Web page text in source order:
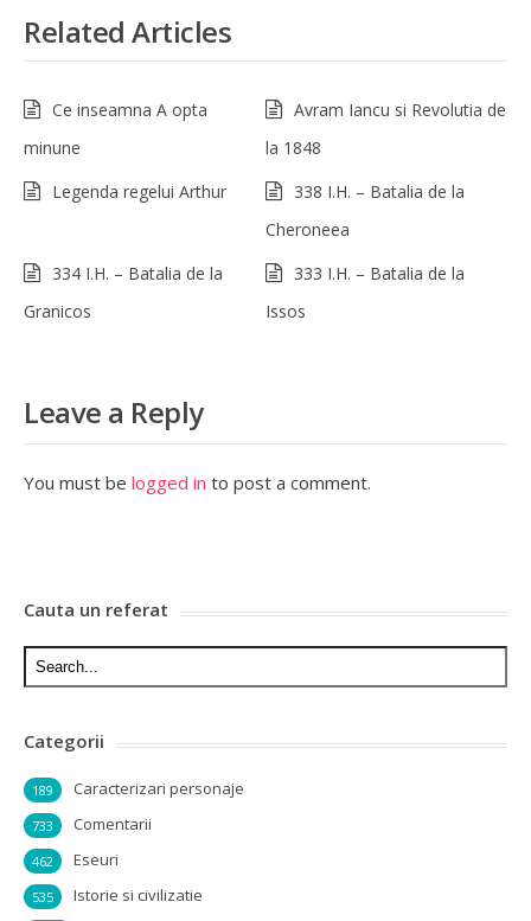
Related Articles
Ce inseamna A opta
minune
Avram Iancu si Revolutia de
la 1848
Legenda regelui Arthur
338 I.H. – Batalia de la
Cheroneea
334 I.H. – Batalia de la
Granicos
333 I.H. – Batalia de la
Issos
Leave a Reply
You must be logged in to post a comment.
Cauta un referat
Categorii
Caracterizari personaje
189
Comentarii
733
Eseuri
462
Istorie si civilizatie
535